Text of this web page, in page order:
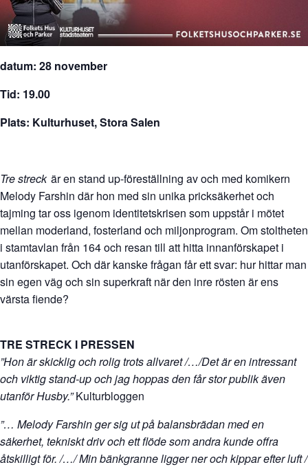
datum: 28 november
Tid: 19.00
Plats: Kulturhuset, Stora Salen
Tre streckär en stand up-föreställning av och med komikern
Melody Farshin där hon med sin unika pricksäkerhet och
tajming tar oss igenom identitetskrisen som uppstår i mötet
mellan moderland, fosterland och miljonprogram. Om stoltheten
i stamtavlan från 164 och resan till att hitta innanförskapet i
utanförskapet. Och där kanske frågan får ett svar: hur hittar man
sin egen väg och sin superkraft när den inre rösten är ens
värsta fiende?
TRE STRECK I PRESSEN
”Hon är skicklig och rolig trots allvaret /…/Det är en intressant
och viktig stand-up och jag hoppas den får stor publik även
utanför Husby.”Kulturbloggen
”… Melody Farshin ger sig ut på balansbrädan med en
säkerhet, tekniskt driv och ett flöde som andra kunde offra
åtskilligt för. /…/ Min bänkgranne ligger ner och kippar efter luft /